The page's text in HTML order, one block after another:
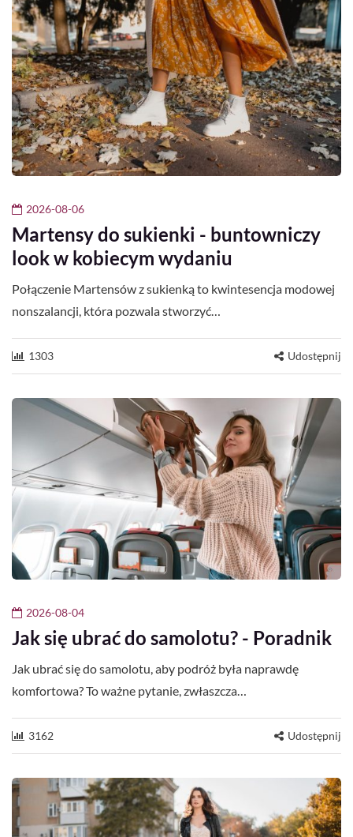
2026-08-06
Martensy do sukienki - buntowniczy
look w kobiecym wydaniu
Połączenie Martensów z sukienką to kwintesencja modowej
nonszalancji, która pozwala stworzyć…
1303 Udostępnij
2026-08-04
Jak się ubrać do samolotu? - Poradnik
Jak ubrać się do samolotu, aby podróż była naprawdę
komfortowa? To ważne pytanie, zwłaszcza…
3162 Udostępnij